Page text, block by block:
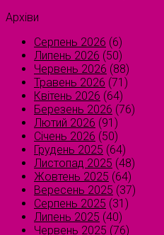
Архіви
Серпень 2026 (6)
Липень 2026 (50)
Червень 2026 (88)
Травень 2026 (71)
Квітень 2026 (64)
Березень 2026 (76)
Лютий 2026 (91)
Січень 2026 (50)
Грудень 2025 (64)
Листопад 2025 (48)
Жовтень 2025 (64)
Вересень 2025 (37)
Серпень 2025 (31)
Липень 2025 (40)
Червень 2025 (76)